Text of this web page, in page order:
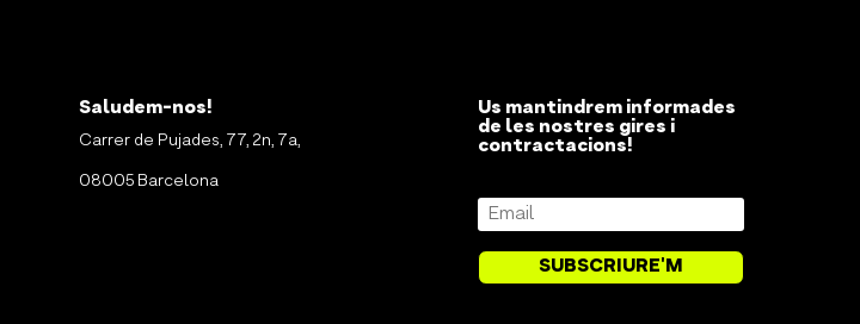
Saludem-nos!
Carrer de Pujades, 77, 2n, 7a,
08005 Barcelona
Us mantindrem informades
de les nostres gires i
contractacions!
SUBSCRIURE'M